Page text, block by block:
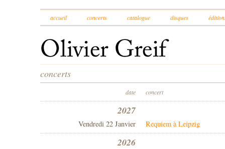
accueil concerts catalogue disques
concerts
date concert
2027
Vendredi 22 Janvier Requiem à Leipzig
2026